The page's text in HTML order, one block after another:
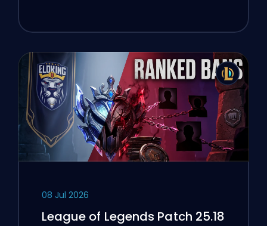
08 Jul 2026
League of Legends Patch 25.18